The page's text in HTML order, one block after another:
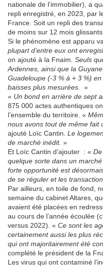
nationale de l’immobilier), a
repli enregistré, en 2023, par
France. Soit un repli des
de moins sur 12 mois
Si le phénomène est apparu
plupart d’entre eux ont
on ajouté à la Fnaim . Seuls
Ardennes, ainsi que la
Guadeloupe (-3 % à + 3 %)
baisses plus mesurées. »
« Un bond en arrière de sept
875 000 actes authentiques
l’ensemble du territoire. «
nous avons tout de même fait
ajouté Loïc Cantin. Le
de marché inédit. »
Et Loïc Cantin d’ajouter : «
quelque sorte dans un
forte opportunité est
de se réguler et les
Par ailleurs, en toile de fond,
semaine du cabinet Altares,
avaient été placées en
au cours de l’année écoulée
versus 2022). « Ce sont les
certainement aussi les plus
qui ont majoritairement été
complété le président de la
Les virus qui ont contaminé